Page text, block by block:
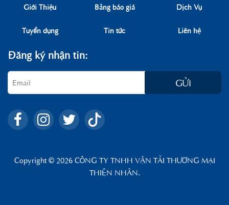
Giới Thiệu Bảng báo giá Dịch Vụ
Tuyển dụng Tin tức Liên hệ
Đăng ký nhận tin:
GỬI
Copyright © 2026 CÔNG TY TNHH VẬN TẢI THƯƠNG MẠI
THIỆN NHÂN.